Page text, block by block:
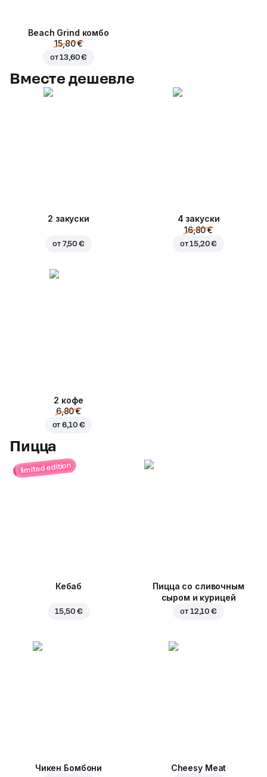
Beach Grind комбо
15,80 €
от13,60 €
Вместе дешевле
2 закуски
от 7,50 €
4 закуски
16,80 €
от15,20 €
2 кофе
6,80 €
от6,10 €
Пицца
limited edition
Кебаб
15,50 €
Пицца со сливочным
сыром и курицей
от 12,10 €
Чикен Бомбони Cheesy Meat